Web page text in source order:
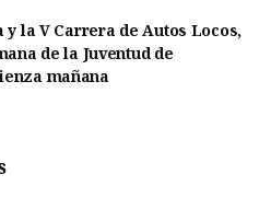
la V Carrera de Autos Locos,
de la Juventud de
mañana